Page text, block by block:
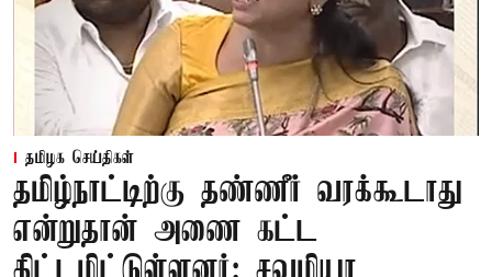
தமிழக செய்திகள்
தமிழ்நாட்டிற்கு தண்ணீர் வரக்கூடாது
என்றுதான் அணை கட்ட